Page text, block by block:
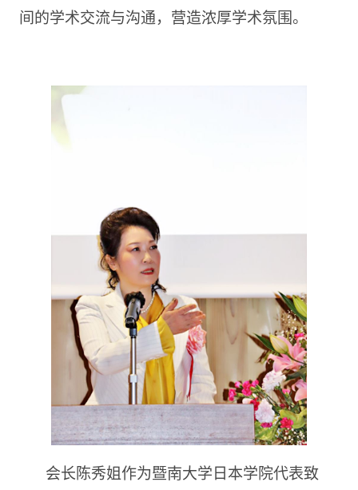
间的学术交流与沟通，营造浓厚学术氛围。
会长陈秀姐作为暨南大学日本学院代表致